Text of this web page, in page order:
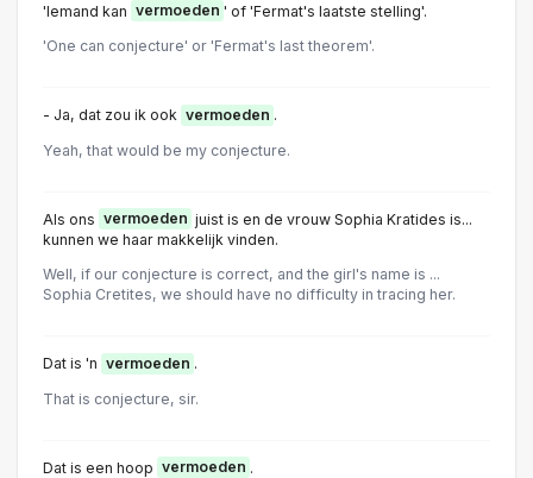
'lemand kan vermoeden ' of 'Fermat's laatste stelling'.
'One can conjecture' or 'Fermat's last theorem'.
- Ja, dat zou ik ook vermoeden .
Yeah, that would be my conjecture.
Als ons vermoeden juist is en de vrouw Sophia Kratides is...
kunnen we haar makkelijk vinden.
Well, if our conjecture is correct, and the girl's name is ...
Sophia Cretites, we should have no difficulty in tracing her.
Dat is 'n vermoeden .
That is conjecture, sir.
Dat is een hoop vermoeden .